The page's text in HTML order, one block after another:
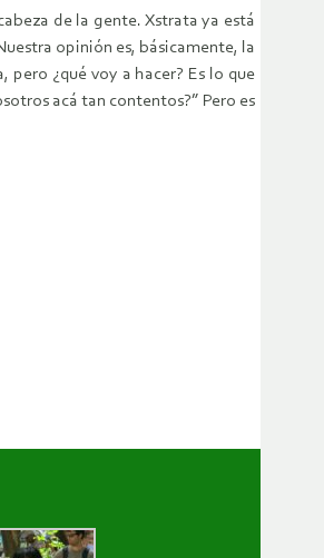
de la gente. Xstrata ya está
opinión es, básicamente, la
¿qué voy a hacer? Es lo que
acá tan contentos?” Pero es